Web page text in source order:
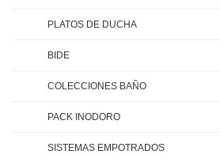
PLATOS DE DUCHA
BIDE
COLECCIONES BAÑO
PACK INODORO
SISTEMAS EMPOTRADOS